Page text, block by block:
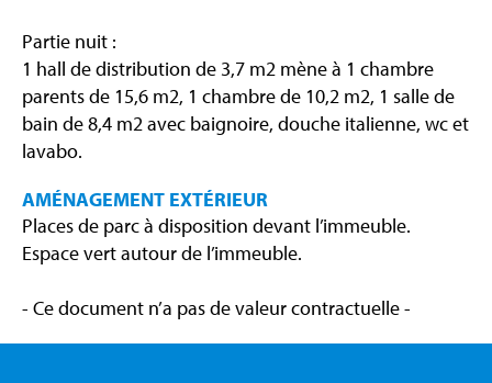
Partie nuit :
1 hall de distribution de 3,7 m2 mène à 1 chambre
parents de 15,6 m2, 1 chambre de 10,2 m2, 1 salle de
bain de 8,4 m2 avec baignoire, douche italienne, wc et
lavabo.
AMÉNAGEMENT EXTÉRIEUR
Places de parc à disposition devant l’immeuble.
Espace vert autour de l’immeuble.
- Ce document n’a pas de valeur contractuelle -